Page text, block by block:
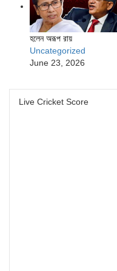
হলেন অরূপ রায়
Uncategorized
June 23, 2026
Live Cricket Score